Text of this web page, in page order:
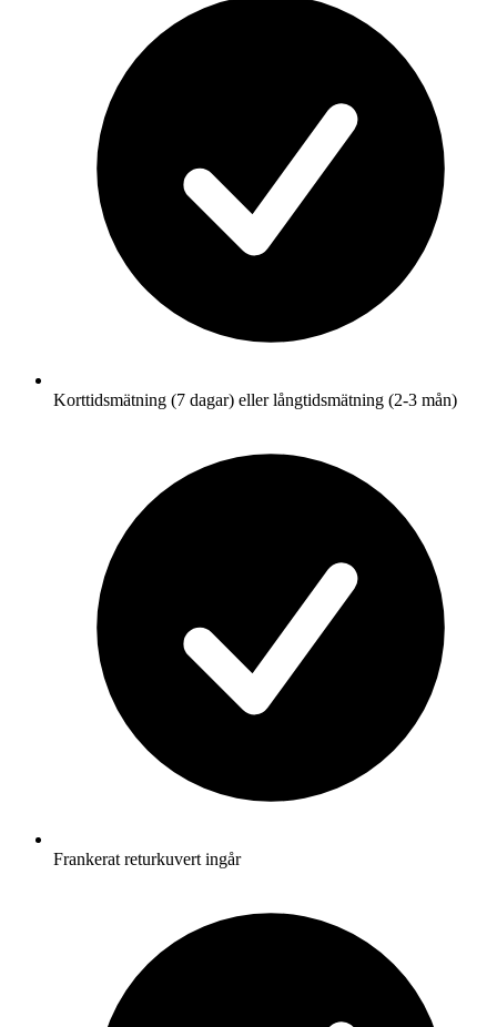
Korttidsmätning (7 dagar) eller långtidsmätning (2-3 mån)
Frankerat returkuvert ingår